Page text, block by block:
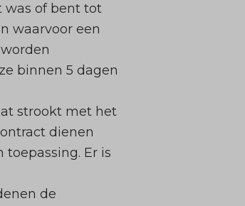
was of bent tot
waarvoor een
binnen 5 dagen
strookt met het
dienen
Er is
de